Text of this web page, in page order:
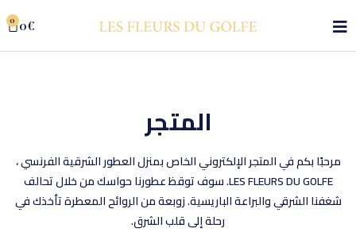
0€
0
المتجر
مرحبًا بكم في المتجر الإلكتروني الخاص بمنزل العطور الشرقية الفرنسي ،
LES FLEURS DU GOLFE. سوف توقظ عطورنا حواسك من خلال تحالف
شغفنا الشرقي والبراعة الباريسية. زوبعة من الروائح المعطرة تأخذك في
رحلة إلى قلب الشرق.